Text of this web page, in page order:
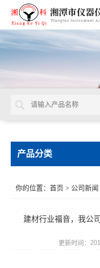
产品分类
你的位置：首页 > 公司新闻
建材行业福音，我公
更新时间：